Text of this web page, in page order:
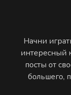
Начни
интересный
посты от
большего,